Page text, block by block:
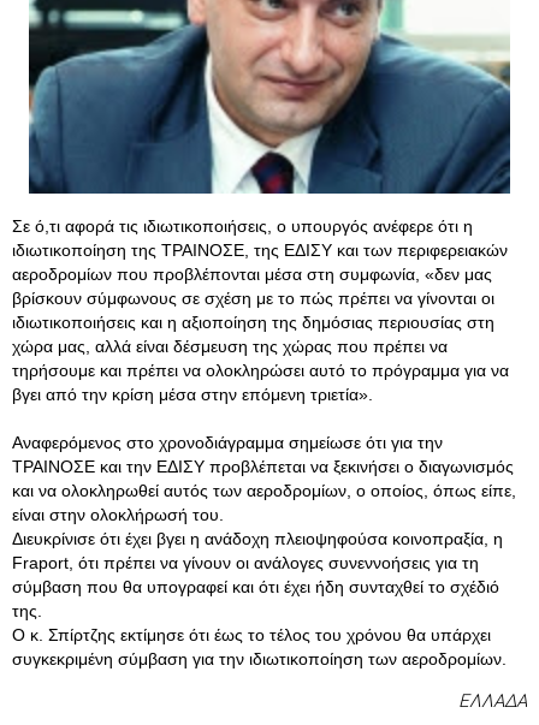
Σε ό,τι αφορά τις ιδιωτικοποιήσεις, ο υπουργός ανέφερε ότι η
ιδιωτικοποίηση της ΤΡΑΙΝΟΣΕ, της ΕΔΙΣΥ και των περιφερειακών
αεροδρομίων που προβλέπονται μέσα στη συμφωνία, «δεν μας
βρίσκουν σύμφωνους σε σχέση με το πώς πρέπει να γίνονται οι
ιδιωτικοποιήσεις και η αξιοποίηση της δημόσιας περιουσίας στη
χώρα μας, αλλά είναι δέσμευση της χώρας που πρέπει να
τηρήσουμε και πρέπει να ολοκληρώσει αυτό το πρόγραμμα για να
βγει από την κρίση μέσα στην επόμενη τριετία».
Αναφερόμενος στο χρονοδιάγραμμα σημείωσε ότι για την
ΤΡΑΙΝΟΣΕ και την ΕΔΙΣΥ προβλέπεται να ξεκινήσει ο διαγωνισμός
και να ολοκληρωθεί αυτός των αεροδρομίων, ο οποίος, όπως είπε,
είναι στην ολοκλήρωσή του.
Διευκρίνισε ότι έχει βγει η ανάδοχη πλειοψηφούσα κοινοπραξία, η
Fraport, ότι πρέπει να γίνουν οι ανάλογες συνεννοήσεις για τη
σύμβαση που θα υπογραφεί και ότι έχει ήδη συνταχθεί το σχέδιό
της.
Ο κ. Σπίρτζης εκτίμησε ότι έως το τέλος του χρόνου θα υπάρχει
συγκεκριμένη σύμβαση για την ιδιωτικοποίηση των αεροδρομίων.
ΕΛΛΑΔΑ